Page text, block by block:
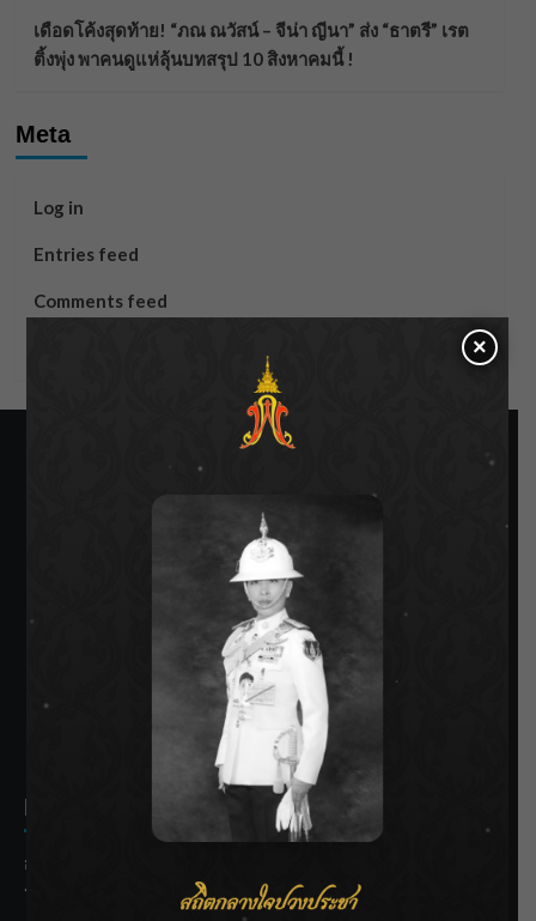
เดือดโค้งสุดท้าย! “ภณ ณวัสน์ – จีน่า ญีนา” ส่ง “ธาตรี” เรต
ติ้งพุ่ง พาคนดูแห่ลุ้นบทสรุป 10 สิงหาคมนี้ !
Meta
Log in
Entries feed
Comments feed
SIAMRATH VARIETY
THE BEST ENTERTAINMENT
Recent Posts
กรมชลฯ รับฟังประชาชน ติดตามแก้ปัญหาโครงการประตู
ระบายน้ำศรีสองรักฯ
×